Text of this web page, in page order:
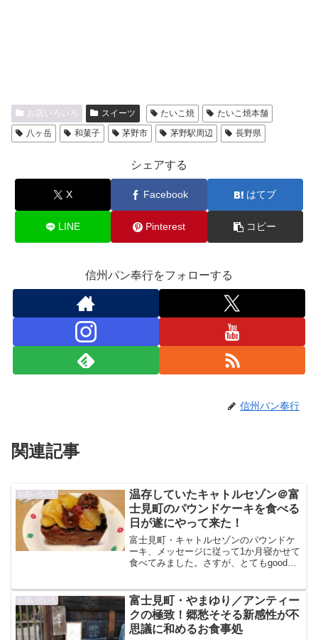
お店いろいろ スイーツ たいこ焼
たいこ焼本舗
八ヶ岳
和菓子 茅野市 茅野駅周辺 長野県
シェアする
X Facebook はてブ
LINE Pinterest コピー
信州パン奉行をフォローする
信州パン奉行
関連記事
お店いろいろ
温存していたキャトルセゾン＠富
士見町のパウンドケーキを食べる
日が遂にやって来た！
富士見町・キャトルセゾンのパウンドケ
ーキ、メッセージに従って1か月寝かせて
食べてみました。さすが、とてもgoodで
お店いろいろ
富士見町・やまゆり／アンティー
クの極致！郷愁そそる新感性が不
思議に和めるお食事処